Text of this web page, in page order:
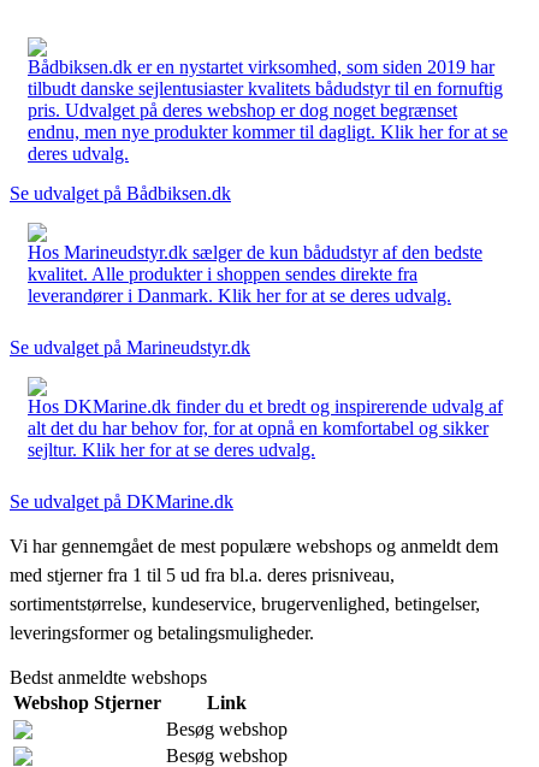
Bådbiksen.dk er en nystartet virksomhed, som siden 2019 har
tilbudt danske sejlentusiaster kvalitets bådudstyr til en fornuftig
pris. Udvalget på deres webshop er dog noget begrænset
endnu, men nye produkter kommer til dagligt. Klik her for at se
deres udvalg.
Se udvalget på Bådbiksen.dk
Hos Marineudstyr.dk sælger de kun bådudstyr af den bedste
kvalitet. Alle produkter i shoppen sendes direkte fra
leverandører i Danmark. Klik her for at se deres udvalg.
Se udvalget på Marineudstyr.dk
Hos DKMarine.dk finder du et bredt og inspirerende udvalg af
alt det du har behov for, for at opnå en komfortabel og sikker
sejltur. Klik her for at se deres udvalg.
Se udvalget på DKMarine.dk
Vi har gennemgået de mest populære webshops og anmeldt dem
med stjerner fra 1 til 5 ud fra bl.a. deres prisniveau,
sortimentstørrelse, kundeservice, brugervenlighed, betingelser,
leveringsformer og betalingsmuligheder.
Bedst anmeldte webshops
Webshop Stjerner
Link
Besøg webshop
Besøg webshop